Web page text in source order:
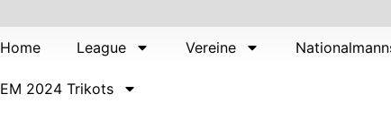
Home League Vereine
EM 2024 Trikots